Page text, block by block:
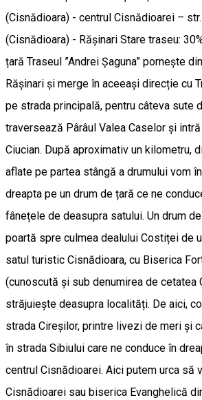
(Cisnădioara) - centrul Cisnădioarei –
(Cisnădioara) - Rășinari Stare traseu:
țară Traseul ”Andrei Șaguna” pornește
Rășinari și merge în aceeași direcție cu
pe strada principală, pentru câteva sute
traversează Pârâul Valea Caselor și
Ciucian. După aproximativ un kilometru,
aflate pe partea stângă a drumului vom
dreapta pe un drum de țară ce ne
fânețele de deasupra satului. Un drum
poartă spre culmea dealului Costiței de
satul turistic Cisnădioara, cu Biserica
(cunoscută și sub denumirea de cetatea
străjuiește deasupra localități. De aici,
strada Cireșilor, printre livezi de meri și
în strada Sibiului care ne conduce în
centrul Cisnădioarei. Aici putem urca să
Cisnădioarei sau biserica Evanghelică